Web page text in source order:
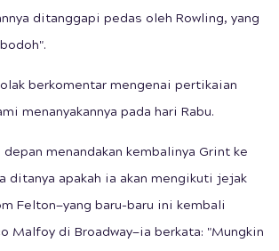
ditanggapi pedas oleh Rowling, yang
berkomentar mengenai pertikaian
menanyakannya pada hari Rabu.
depan menandakan kembalinya Grint ke
ditanya apakah ia akan mengikuti jejak
Felton—yang baru-baru ini kembali
Malfoy di Broadway—ia berkata: "Mungkin